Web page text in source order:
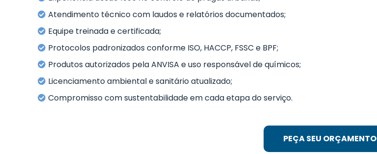
Atendimento técnico com laudos e relatórios documentados;
Equipe treinada e certificada;
Protocolos padronizados conforme ISO, HACCP, FSSC e BPF;
Produtos autorizados pela ANVISA e uso responsável de químicos;
Licenciamento ambiental e sanitário atualizado;
Compromisso com sustentabilidade em cada etapa do serviço.
PEÇA SEU ORÇAMENTO